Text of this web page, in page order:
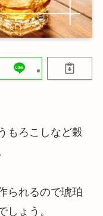
もろこしなど穀
られるので琥珀
しょう。